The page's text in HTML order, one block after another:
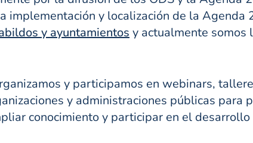
implementación y localización de la
y ayuntamientos y actualmente somos
y participamos en webinars,
y administraciones públicas para
conocimiento y participar en el